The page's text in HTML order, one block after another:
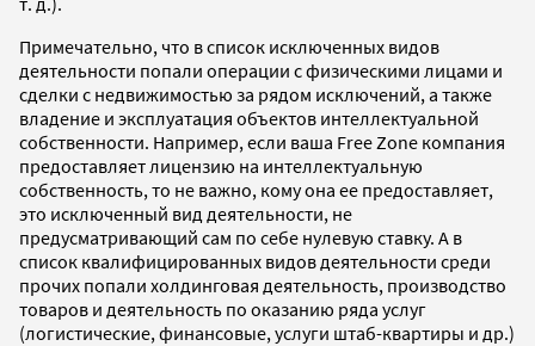
Примечательно, что в список исключенных видов
деятельности попали операции с физическими лицами и
сделки с недвижимостью за рядом исключений, а также
владение и эксплуатация объектов интеллектуальной
собственности. Например, если ваша Free Zone компания
предоставляет лицензию на интеллектуальную
собственность, то не важно, кому она ее предоставляет,
это исключенный вид деятельности, не
предусматривающий сам по себе нулевую ставку. А в
список квалифицированных видов деятельности среди
прочих попали холдинговая деятельность, производство
товаров и деятельность по оказанию ряда услуг
(логистические, финансовые, услуги штаб-квартиры и др.)